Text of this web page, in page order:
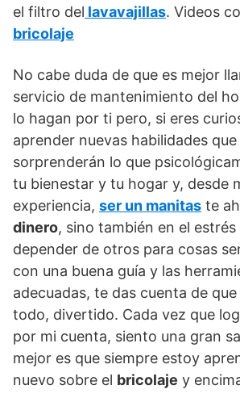
el filtro del lavavajillas. Videos
bricolaje
No cabe duda de que es mejor
servicio de mantenimiento del
lo hagan por ti pero, si eres
aprender nuevas habilidades
sorprenderán lo que
tu bienestar y tu hogar y, desde
experiencia, ser un manitas te
dinero, sino también en el
depender de otros para cosas
con una buena guía y las
adecuadas, te das cuenta de
todo, divertido. Cada vez que
por mi cuenta, siento una gran
mejor es que siempre estoy
nuevo sobre el bricolaje y